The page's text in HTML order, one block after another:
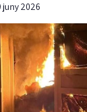
juny 2026